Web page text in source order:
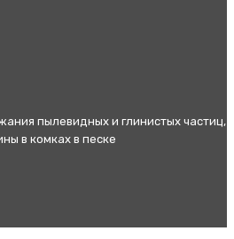
пылевидных и глинистых частиц,
в комках в песке